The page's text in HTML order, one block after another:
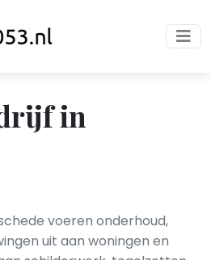
in
voeren onderhoud,
uit aan woningen en